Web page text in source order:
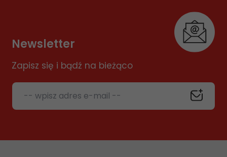
Newsletter
Zapisz się i bądź na bieżąco
-- wpisz adres e-mail --